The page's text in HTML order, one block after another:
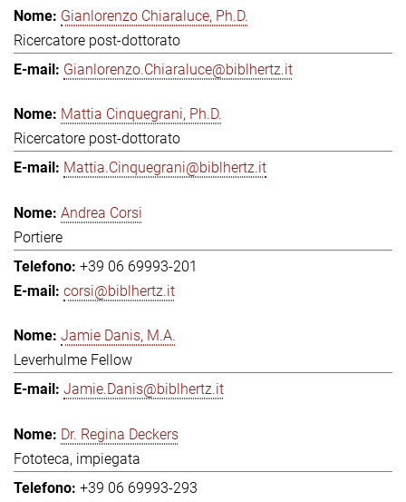
Gianlorenzo Chiaraluce, Ph.D.
Ricercatore post-dottorato
Gianlorenzo.Chiaraluce@biblhertz.it
Mattia Cinquegrani, Ph.D.
Ricercatore post-dottorato
Mattia.Cinquegrani@biblhertz.it
Andrea Corsi
Portiere
+39 06 69993-201
corsi@biblhertz.it
Jamie Danis, M.A.
Leverhulme Fellow
Jamie.Danis@biblhertz.it
Dr. Regina Deckers
Fototeca, impiegata
+39 06 69993-293